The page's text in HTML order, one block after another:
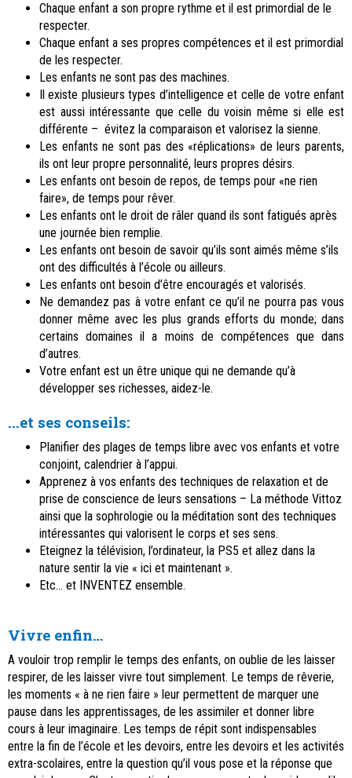
Chaque enfant a son propre rythme et il est primordial de le
respecter.
Chaque enfant a ses propres compétences et il est primordial
de les respecter.
Les enfants ne sont pas des machines.
Il existe plusieurs types d’intelligence et celle de votre enfant
est aussi intéressante que celle du voisin même si elle est
différente – évitez la comparaison et valorisez la sienne.
Les enfants ne sont pas des «réplications» de leurs parents,
ils ont leur propre personnalité, leurs propres désirs.
Les enfants ont besoin de repos, de temps pour «ne rien
faire», de temps pour rêver.
Les enfants ont le droit de râler quand ils sont fatigués après
une journée bien remplie.
Les enfants ont besoin de savoir qu’ils sont aimés même s’ils
ont des difficultés à l’école ou ailleurs.
Les enfants ont besoin d’être encouragés et valorisés.
Ne demandez pas à votre enfant ce qu’il ne pourra pas vous
donner même avec les plus grands efforts du monde; dans
certains domaines il a moins de compétences que dans
d’autres.
Votre enfant est un être unique qui ne demande qu’à
développer ses richesses, aidez-le.
...et ses conseils:
Planifier des plages de temps libre avec vos enfants et votre
conjoint, calendrier à l’appui.
Apprenez à vos enfants des techniques de relaxation et de
prise de conscience de leurs sensations – La méthode Vittoz
ainsi que la sophrologie ou la méditation sont des techniques
intéressantes qui valorisent le corps et ses sens.
Eteignez la télévision, l’ordinateur, la PS5 et allez dans la
nature sentir la vie « ici et maintenant ».
Etc… et INVENTEZ ensemble.
Vivre enfin…
A vouloir trop remplir le temps des enfants, on oublie de les laisser
respirer, de les laisser vivre tout simplement. Le temps de rêverie,
les moments « à ne rien faire » leur permettent de marquer une
pause dans les apprentissages, de les assimiler et donner libre
cours à leur imaginaire. Les temps de répit sont indispensables
entre la fin de l’école et les devoirs, entre les devoirs et les activités
extra-scolaires, entre la question qu’il vous pose et la réponse que